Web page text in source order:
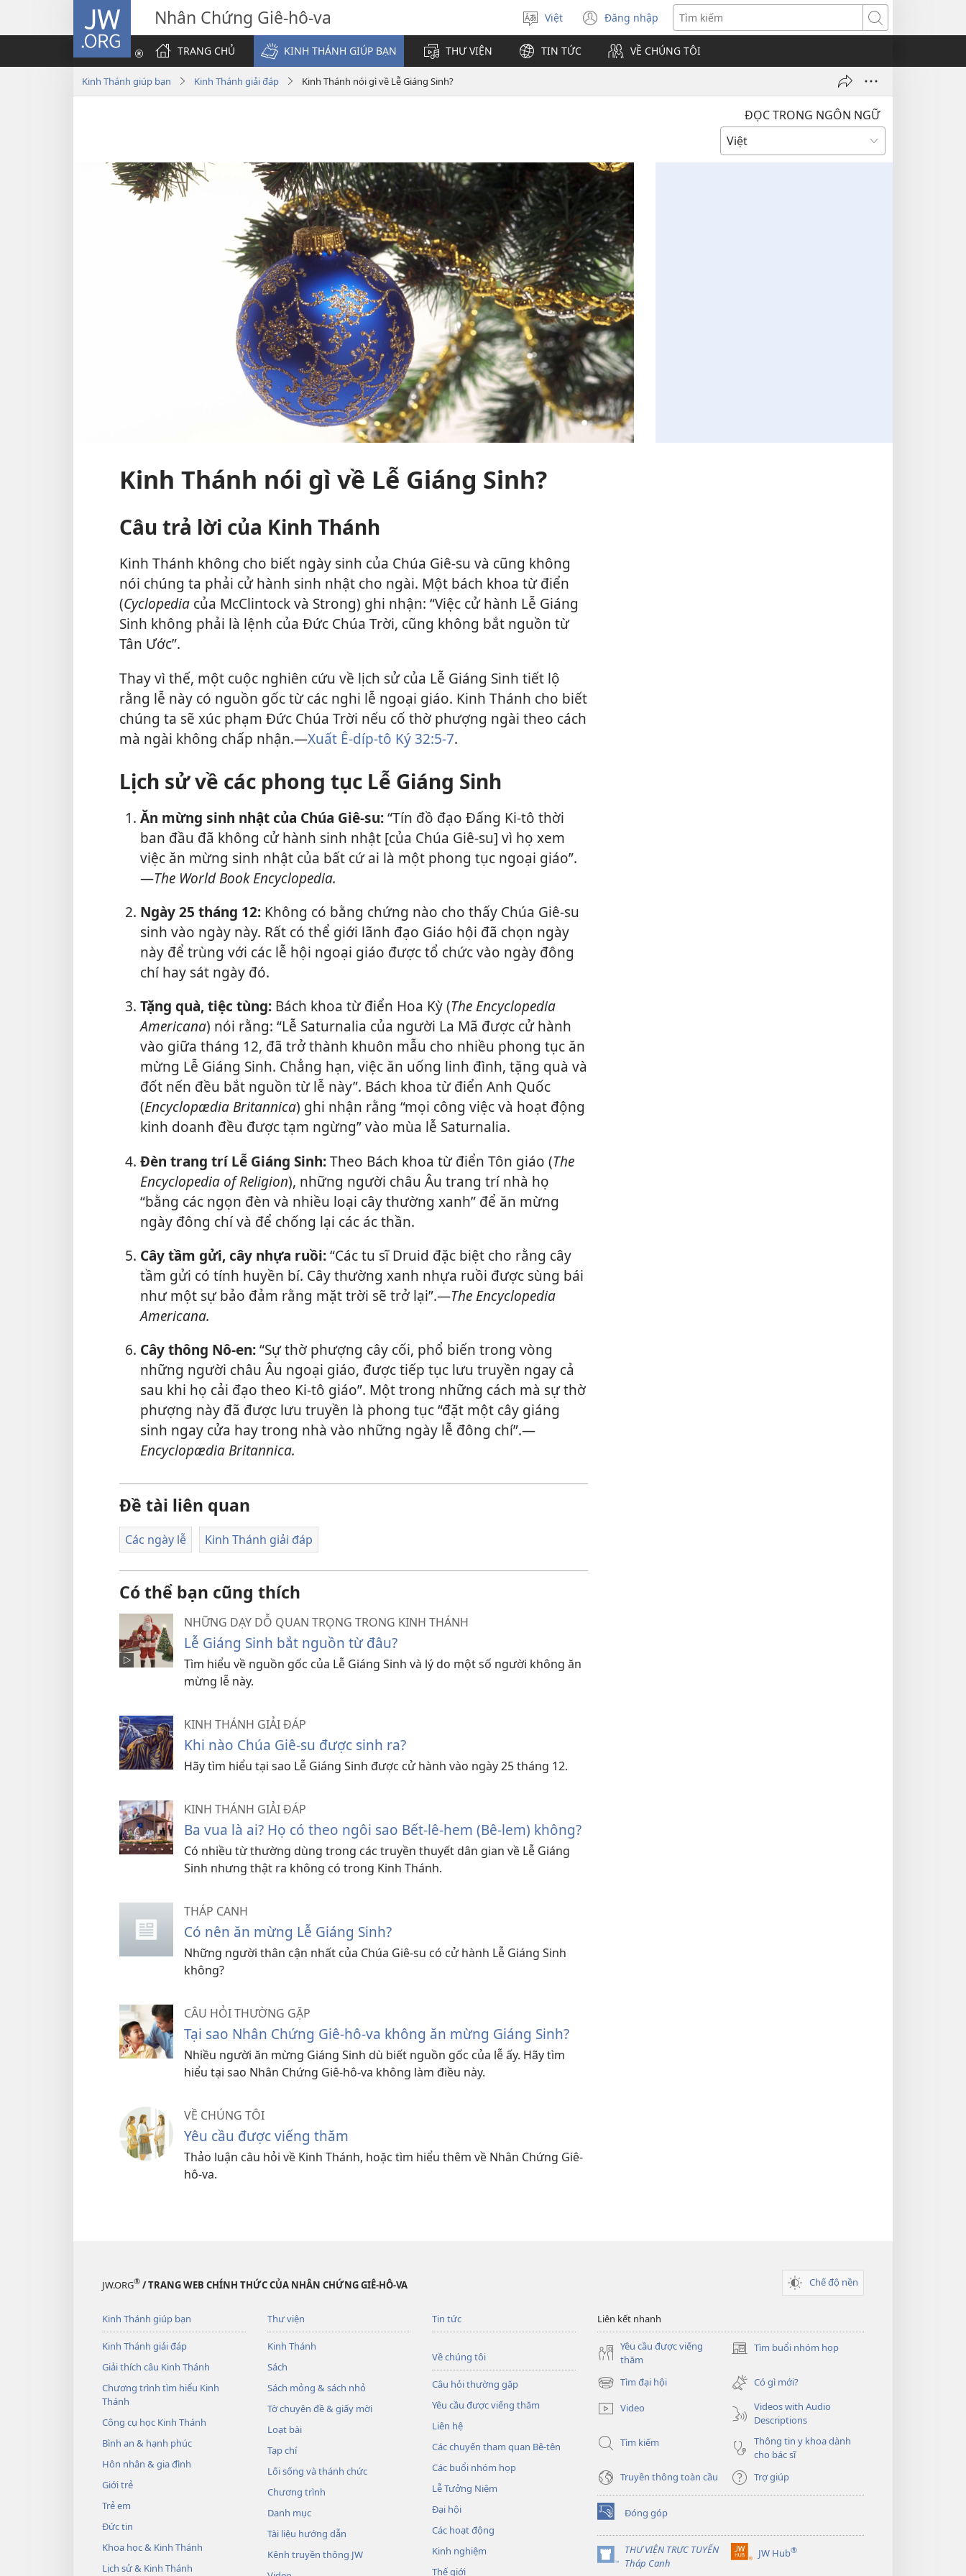
JW.ORG Nhân Chứng Giê-hô-va
Chọn
ngôn
ngữ
Việt Đăng nhập
(mở
cửa
sổ
mới)
Tìm
kiếm
TRANG CHỦ
KINH THÁNH GIÚP BẠN THƯ VIỆN TIN TỨC VỀ CHÚNG TÔI
Kinh Thánh giúp bạn Kinh Thánh giải đáp Kinh Thánh nói gì về Lễ Giáng Sinh?
ĐỌC TRONG NGÔN NGỮ
Kinh Thánh nói gì về Lễ Giáng Sinh?
Câu trả lời của Kinh Thánh
Kinh Thánh không cho biết ngày sinh của Chúa Giê-su và cũng không
nói chúng ta phải cử hành sinh nhật cho ngài. Một bách khoa từ điển
(Cyclopedia của McClintock và Strong) ghi nhận: “Việc cử hành Lễ Giáng
Sinh không phải là lệnh của Đức Chúa Trời, cũng không bắt nguồn từ
Tân Ước”.
Thay vì thế, một cuộc nghiên cứu về lịch sử của Lễ Giáng Sinh tiết lộ
rằng lễ này có nguồn gốc từ các nghi lễ ngoại giáo. Kinh Thánh cho biết
chúng ta sẽ xúc phạm Đức Chúa Trời nếu cố thờ phượng ngài theo cách
mà ngài không chấp nhận.—Xuất Ê-díp-tô Ký 32:5-7.
Lịch sử về các phong tục Lễ Giáng Sinh
Ăn mừng sinh nhật của Chúa Giê-su:“Tín đồ đạo Đấng Ki-tô thời
ban đầu đã không cử hành sinh nhật [của Chúa Giê-su] vì họ xem
việc ăn mừng sinh nhật của bất cứ ai là một phong tục ngoại giáo”.
—The World Book Encyclopedia.
Ngày 25 tháng 12:Không có bằng chứng nào cho thấy Chúa Giê-su
sinh vào ngày này. Rất có thể giới lãnh đạo Giáo hội đã chọn ngày
này để trùng với các lễ hội ngoại giáo được tổ chức vào ngày đông
chí hay sát ngày đó.
Tặng quà, tiệc tùng:Bách khoa từ điển Hoa Kỳ (The Encyclopedia
Americana) nói rằng: “Lễ Saturnalia của người La Mã được cử hành
vào giữa tháng 12, đã trở thành khuôn mẫu cho nhiều phong tục ăn
mừng Lễ Giáng Sinh. Chẳng hạn, việc ăn uống linh đình, tặng quà và
đốt nến đều bắt nguồn từ lễ này”. Bách khoa từ điển Anh Quốc
(Encyclopædia Britannica) ghi nhận rằng “mọi công việc và hoạt động
kinh doanh đều được tạm ngừng” vào mùa lễ Saturnalia.
Đèn trang trí Lễ Giáng Sinh:Theo Bách khoa từ điển Tôn giáo (The
Encyclopedia of Religion), những người châu Âu trang trí nhà họ
“bằng các ngọn đèn và nhiều loại cây thường xanh” để ăn mừng
ngày đông chí và để chống lại các ác thần.
Cây tầm gửi, cây nhựa ruồi:“Các tu sĩ Druid đặc biệt cho rằng cây
tầm gửi có tính huyền bí. Cây thường xanh nhựa ruồi được sùng bái
như một sự bảo đảm rằng mặt trời sẽ trở lại”.—The Encyclopedia
Americana.
Cây thông Nô-en:“Sự thờ phượng cây cối, phổ biến trong vòng
những người châu Âu ngoại giáo, được tiếp tục lưu truyền ngay cả
sau khi họ cải đạo theo Ki-tô giáo”. Một trong những cách mà sự thờ
phượng này đã được lưu truyền là phong tục “đặt một cây giáng
sinh ngay cửa hay trong nhà vào những ngày lễ đông chí”.​—
Encyclopædia Britannica.
Đề tài liên quan
Các ngày lễ Kinh Thánh giải đáp
Có thể bạn cũng thích
NHỮNG DẠY DỖ QUAN TRỌNG TRONG KINH THÁNH
Lễ Giáng Sinh bắt nguồn từ đâu?
Tìm hiểu về nguồn gốc của Lễ Giáng Sinh và lý do một số người không ăn
mừng lễ này.
KINH THÁNH GIẢI ĐÁP
Khi nào Chúa Giê-su được sinh ra?
Hãy tìm hiểu tại sao Lễ Giáng Sinh được cử hành vào ngày 25 tháng 12.
KINH THÁNH GIẢI ĐÁP
Ba vua là ai? Họ có theo ngôi sao Bết-lê-hem (Bê-lem) không?
Có nhiều từ thường dùng trong các truyền thuyết dân gian về Lễ Giáng
Sinh nhưng thật ra không có trong Kinh Thánh.
THÁP CANH
Có nên ăn mừng Lễ Giáng Sinh?
Những người thân cận nhất của Chúa Giê-su có cử hành Lễ Giáng Sinh
không?
CÂU HỎI THƯỜNG GẶP
Tại sao Nhân Chứng Giê-hô-va không ăn mừng Giáng Sinh?
Nhiều người ăn mừng Giáng Sinh dù biết nguồn gốc của lễ ấy. Hãy tìm
hiểu tại sao Nhân Chứng Giê-hô-va không làm điều này.
VỀ CHÚNG TÔI
Yêu cầu được viếng thăm
Thảo luận câu hỏi về Kinh Thánh, hoặc tìm hiểu thêm về Nhân Chứng Giê-
hô-va.
JW.ORG® / TRANG WEB CHÍNH THỨC CỦA NHÂN CHỨNG GIÊ-HÔ-VA Chế độ nền
Kinh Thánh giúp bạn
Kinh Thánh giải đáp
Giải thích câu Kinh Thánh
Chương trình tìm hiểu Kinh
Thánh
Công cụ học Kinh Thánh
Bình an & hạnh phúc
Hôn nhân & gia đình
Giới trẻ
Trẻ em
Đức tin
Khoa học & Kinh Thánh
Lịch sử & Kinh Thánh
Thư viện
Kinh Thánh
Sách
Sách mỏng & sách nhỏ
Tờ chuyên đề & giấy mời
Loạt bài
Tạp chí
Lối sống và thánh chức
Chương trình
Danh mục
Tài liệu hướng dẫn
Kênh truyền thông JW
Tin tức
Về chúng tôi
Câu hỏi thường gặp
Yêu cầu được viếng thăm
Liên hệ
Các chuyến tham quan Bê-tên
Các buổi nhóm họp
Lễ Tưởng Niệm
Đại hội
Các hoạt động
Kinh nghiệm
Thế giới
Liên kết nhanh
Yêu cầu được viếng
thăm
Tìm buổi nhóm họp
(mở
sổ
Tìm đại hội
(mở
cửa
sổ
Có gì mới?
Video
Videos with Audio
Descriptions
Tìm kiếm
Thông tin y khoa dành
cho bác sĩ
Truyền thông toàn cầu
Trợ giúp
Đóng góp
(mở
cửa
sổ
mới)
THƯ VIỆN TRỰC TUYẾN
Tháp Canh
(mở
JW Hub®
(mở